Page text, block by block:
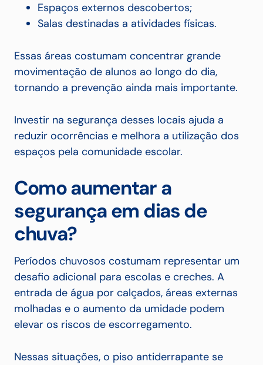
Espaços externos descobertos;
Salas destinadas a atividades físicas.
Essas áreas costumam concentrar grande
movimentação de alunos ao longo do dia,
tornando a prevenção ainda mais importante.
Investir na segurança desses locais ajuda a
reduzir ocorrências e melhora a utilização dos
espaços pela comunidade escolar.
Como aumentar a
segurança em dias de
chuva?
Períodos chuvosos costumam representar um
desafio adicional para escolas e creches. A
entrada de água por calçados, áreas externas
molhadas e o aumento da umidade podem
elevar os riscos de escorregamento.
Nessas situações, o piso antiderrapante se